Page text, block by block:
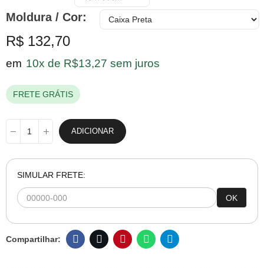
Moldura / Cor
R$ 132,70
em 10x de R$13,27 sem juros
FRETE GRÁTIS
ADICIONAR
SIMULAR FRETE:
OK